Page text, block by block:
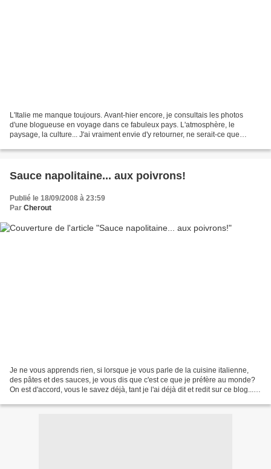
L'Italie me manque toujours. Avant-hier encore, je consultais les photos
d'une blogueuse en voyage dans ce fabuleux pays. L'atmosphère, le
paysage, la culture... J'ai vraiment envie d'y retourner, ne serait-ce que
Sauce napolitaine... aux poivrons!
Publié le 18/09/2008 à 23:59
Par Cherout
Je ne vous apprends rien, si lorsque je vous parle de la cuisine italienne,
des pâtes et des sauces, je vous dis que c'est ce que je préfère au monde?
On est d'accord, vous le savez déjà, tant je l'ai déjà dit et redit sur ce blog...